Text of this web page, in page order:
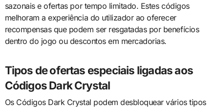
sazonais e ofertas por tempo limitado. Estes códigos
melhoram a experiência do utilizador ao oferecer
recompensas que podem ser resgatadas por benefícios
dentro do jogo ou descontos em mercadorias.
Tipos de ofertas especiais ligadas aos
Códigos Dark Crystal
Os Códigos Dark Crystal podem desbloquear vários tipos